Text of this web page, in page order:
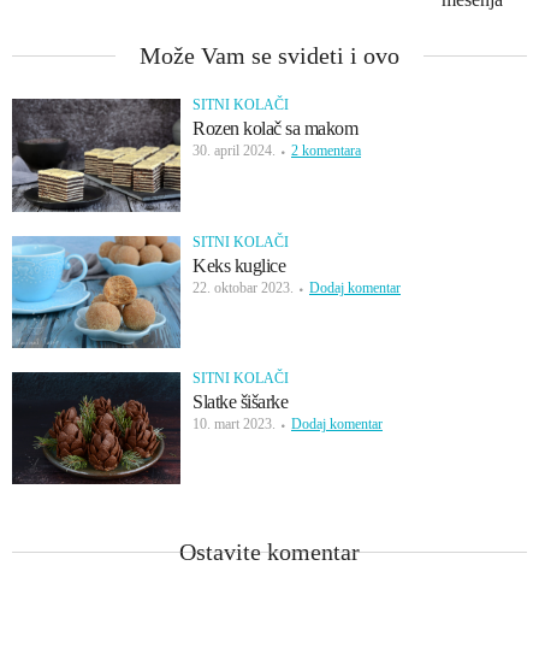
Može Vam se svideti i ovo
SITNI KOLAČI
Rozen kolač sa makom
30. april 2024. 2 komentara
SITNI KOLAČI
Keks kuglice
22. oktobar 2023. Dodaj komentar
SITNI KOLAČI
Slatke šišarke
10. mart 2023. Dodaj komentar
Ostavite komentar